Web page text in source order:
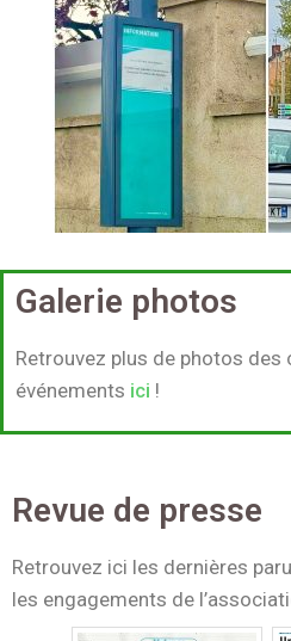
Galerie photos
Retrouvez plus de photos des
événements ici !
Revue de presse
Retrouvez ici les dernières
les engagements de